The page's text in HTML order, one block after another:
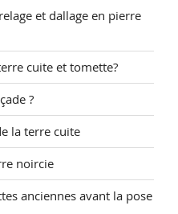
et dallage en pierre
cuite et tomette?
?
la terre cuite
noircie
anciennes avant la pose